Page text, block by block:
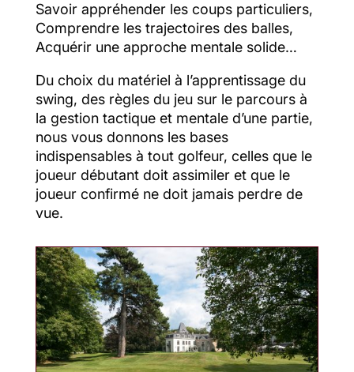
Savoir appréhender les coups particuliers,
Comprendre les trajectoires des balles,
Acquérir une approche mentale solide…
Du choix du matériel à l’apprentissage du
swing, des règles du jeu sur le parcours à
la gestion tactique et mentale d’une partie,
nous vous donnons les bases
indispensables à tout golfeur, celles que le
joueur débutant doit assimiler et que le
joueur confirmé ne doit jamais perdre de
vue.